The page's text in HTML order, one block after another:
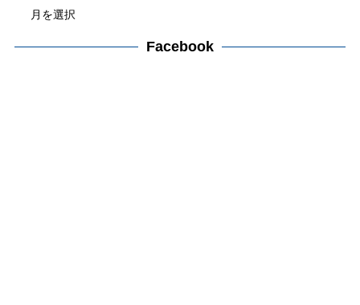
検
カ
Facebook